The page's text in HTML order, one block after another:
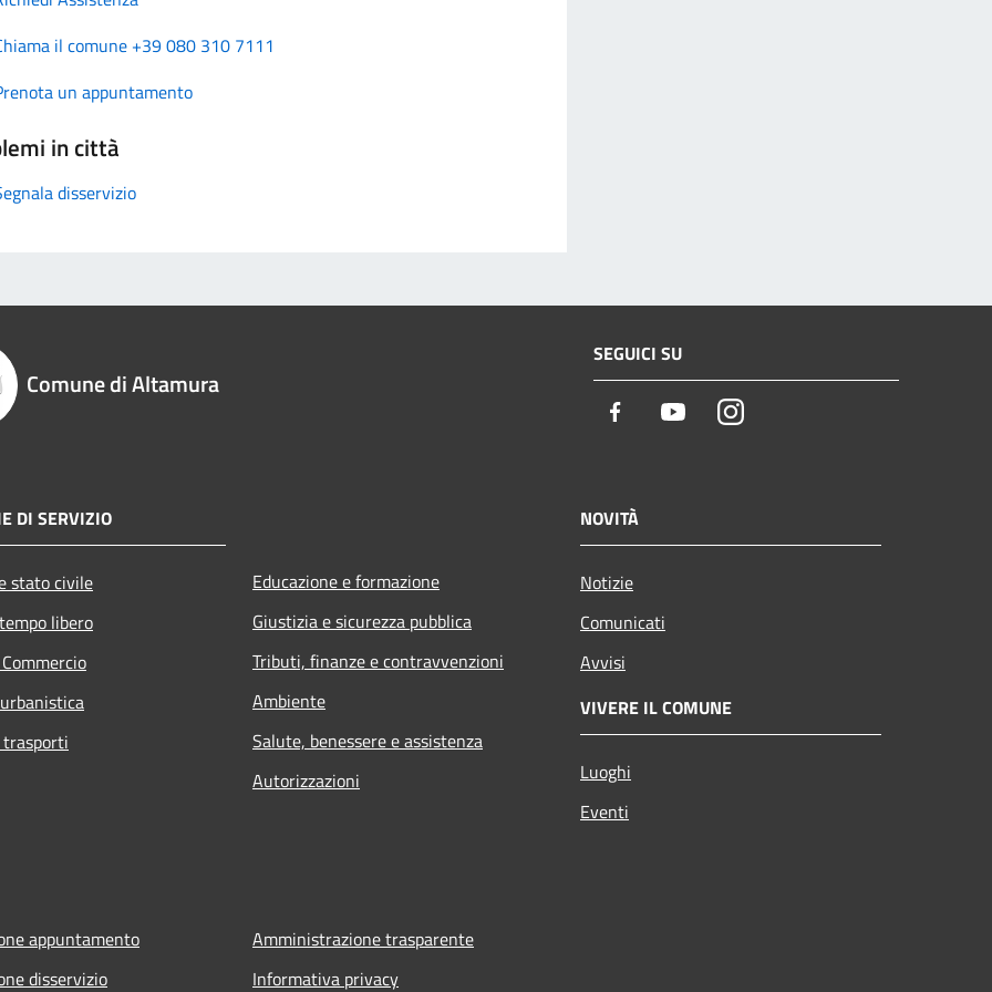
il comune +39 080 310 7111
un appuntamento
in città
disservizio
Comune di Altamura
SEGUICI SU
Facebook YoutubeInstagram
DI SERVIZIO
stato civile
libero
Educazione e formazione
Giustizia e sicurezza pubblica
Tributi, finanze e contravvenzioni
Ambiente
Salute, benessere e assistenza
Autorizzazioni
NOVITÀ
Notizie
Comunicati
Avvisi
VIVERE IL COMUNE
Luoghi
Eventi
appuntamento
disservizio
Amministrazione trasparente
Informativa privacy